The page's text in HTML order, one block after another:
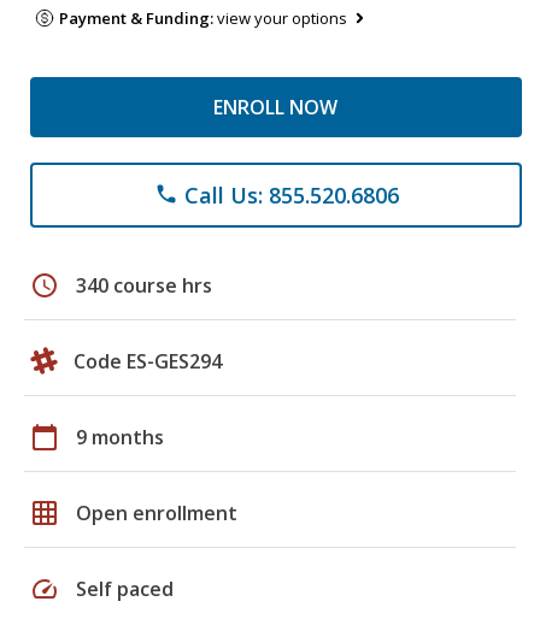
Payment & Funding:view your options
ENROLL NOW
phone Call Us: 855.520.6806
schedule 340 course hrs
Code ES-GES294
calendar_today 9 months
grid_on Open enrollment
speed Self paced